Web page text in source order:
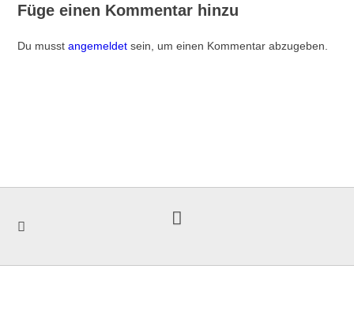
Füge einen Kommentar hinzu
Du musstangemeldet sein, um einen Kommentar abzugeben.